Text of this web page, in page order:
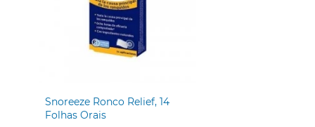
Snoreeze Ronco Relief, 14
Folhas Orais